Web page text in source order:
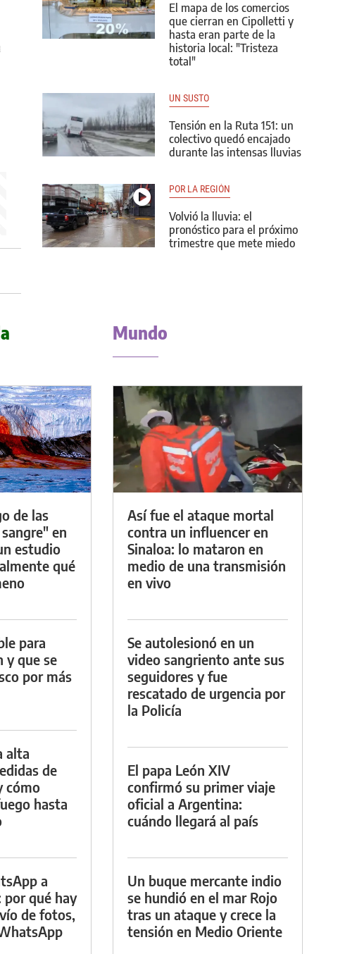
El mapa de los comercios
que cierran en Cipolletti y
hasta eran parte de la
historia local: "Tristeza
total"
UN SUSTO
Tensión en la Ruta 151: un
colectivo quedó encajado
durante las intensas lluvias
POR LA REGIÓN
Volvió la lluvia: el
pronóstico para el próximo
trimestre que mete miedo
de las
en
estudio
qué
para
y que se
por más
alta
de
cómo
hasta
a
qué hay
de fotos,
Mundo
Así fue el ataque mortal
contra un influencer en
Sinaloa: lo mataron en
medio de una transmisión
en vivo
Se autolesionó en un
video sangriento ante sus
seguidores y fue
rescatado de urgencia por
la Policía
El papa León XIV
confirmó su primer viaje
oficial a Argentina:
cuándo llegará al país
Un buque mercante indio
se hundió en el mar Rojo
tras un ataque y crece la
tensión en Medio Oriente